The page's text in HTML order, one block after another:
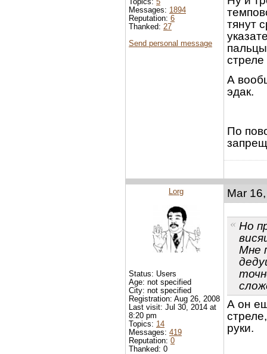
тянут
стреле
А
эдак.
По
Messages: 1894
Reputation: 6
Thanked: 27
Send personal message
Mar
Но
Мне
А он
руки.
Lorg
Status: Users
Age: not specified
City: not specified
Registration: Aug 26, 2008
Last visit: Jul 30, 2014 at
8:20 pm
Topics: 14
Messages: 419
Reputation: 0
Thanked: 0